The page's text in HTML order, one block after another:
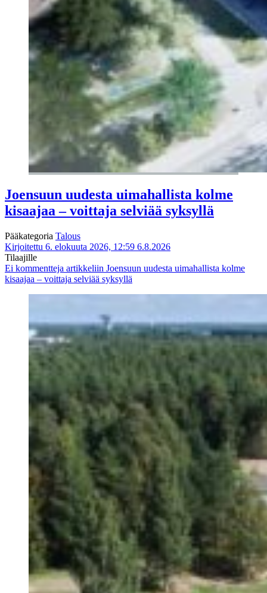
Joensuun uudesta uimahallista kolme
kisaajaa – voittaja selviää syksyllä
Pääkategoria Talous
Kirjoitettu 6. elokuuta 2026, 12:59 6.8.2026
Tilaajille
Ei kommentteja artikkeliin Joensuun uudesta uimahallista kolme
kisaajaa – voittaja selviää syksyllä